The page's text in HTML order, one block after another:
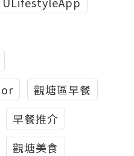
觀塘區早餐
早餐推介
觀塘美食